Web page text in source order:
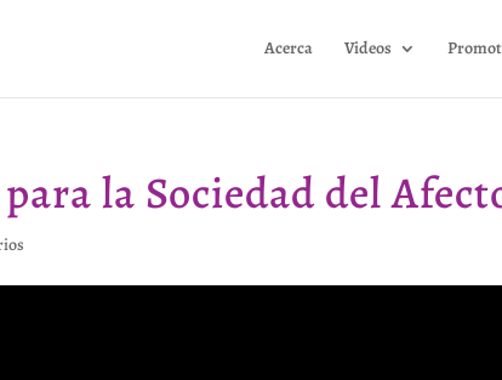
Acerca Videos
la Sociedad del